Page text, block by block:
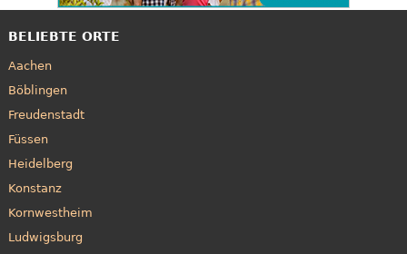
BELIEBTE ORTE
Aachen
Böblingen
Freudenstadt
Füssen
Heidelberg
Konstanz
Kornwestheim
Ludwigsburg